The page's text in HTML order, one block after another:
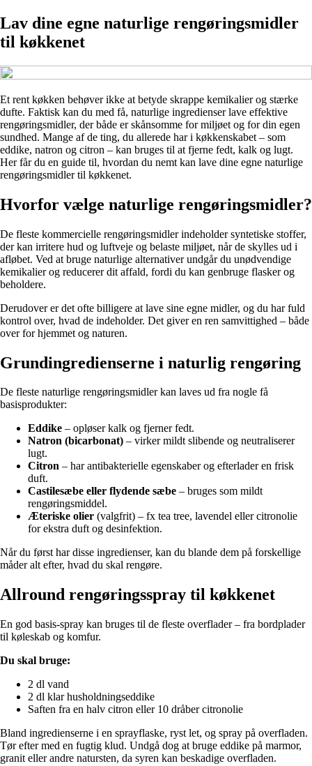
Lav dine egne naturlige rengøringsmidler
til køkkenet
Et rent køkken behøver ikke at betyde skrappe kemikalier og stærke
dufte. Faktisk kan du med få, naturlige ingredienser lave effektive
rengøringsmidler, der både er skånsomme for miljøet og for din egen
sundhed. Mange af de ting, du allerede har i køkkenskabet – som
eddike, natron og citron – kan bruges til at fjerne fedt, kalk og lugt.
Her får du en guide til, hvordan du nemt kan lave dine egne naturlige
rengøringsmidler til køkkenet.
Hvorfor vælge naturlige rengøringsmidler?
De fleste kommercielle rengøringsmidler indeholder syntetiske stoffer,
der kan irritere hud og luftveje og belaste miljøet, når de skylles ud i
afløbet. Ved at bruge naturlige alternativer undgår du unødvendige
kemikalier og reducerer dit affald, fordi du kan genbruge flasker og
beholdere.
Derudover er det ofte billigere at lave sine egne midler, og du har fuld
kontrol over, hvad de indeholder. Det giver en ren samvittighed – både
over for hjemmet og naturen.
Grundingredienserne i naturlig rengøring
De fleste naturlige rengøringsmidler kan laves ud fra nogle få
basisprodukter:
Eddike – opløser kalk og fjerner fedt.
Natron (bicarbonat) – virker mildt slibende og neutraliserer
lugt.
Citron – har antibakterielle egenskaber og efterlader en frisk
duft.
Castilesæbe eller flydende sæbe – bruges som mildt
rengøringsmiddel.
Æteriske olier (valgfrit) – fx tea tree, lavendel eller citronolie
for ekstra duft og desinfektion.
Når du først har disse ingredienser, kan du blande dem på forskellige
måder alt efter, hvad du skal rengøre.
Allround rengøringsspray til køkkenet
En god basis-spray kan bruges til de fleste overflader – fra bordplader
til køleskab og komfur.
Du skal bruge:
2 dl vand
2 dl klar husholdningseddike
Saften fra en halv citron eller 10 dråber citronolie
Bland ingredienserne i en sprayflaske, ryst let, og spray på overfladen.
Tør efter med en fugtig klud. Undgå dog at bruge eddike på marmor,
granit eller andre natursten, da syren kan beskadige overfladen.